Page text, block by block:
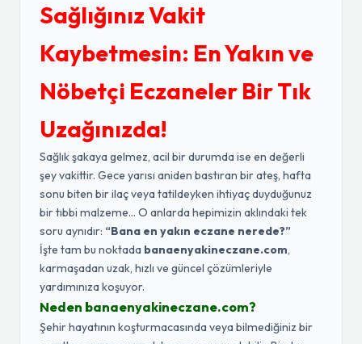
Sağlığınız Vakit
Kaybetmesin: En Yakın ve
Nöbetçi Eczaneler Bir Tık
Uzağınızda!
Sağlık şakaya gelmez, acil bir durumda ise en değerli
şey vakittir. Gece yarısı aniden bastıran bir ateş, hafta
sonu biten bir ilaç veya tatildeyken ihtiyaç duyduğunuz
bir tıbbi malzeme... O anlarda hepimizin aklındaki tek
soru aynıdır: “Bana en yakın eczane nerede?”
İşte tam bu noktada banaenyakineczane.com,
karmaşadan uzak, hızlı ve güncel çözümleriyle
yardımınıza koşuyor.
Neden banaenyakineczane.com?
Şehir hayatının koşturmacasında veya bilmediğiniz bir